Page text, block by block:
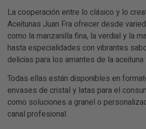
La cooperación entre lo clásico y lo
Aceitunas Juan Fra ofrecer desde
como la manzanilla fina, la verdial y la
hasta especialidades con vibrantes
delicias para los amantes de la
Todas ellas están disponibles en
envases de cristal y latas para el
como soluciones a granel o
canal profesional.